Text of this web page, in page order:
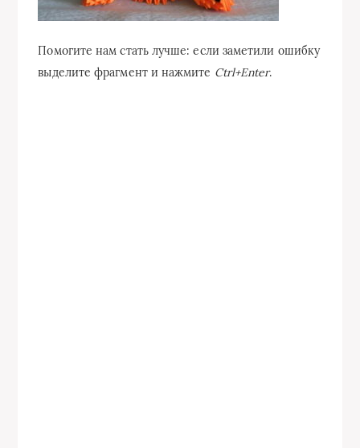
Помогите нам стать лучше: если заметили ошибку
выделите фрагмент и нажмите Ctrl+Enter.